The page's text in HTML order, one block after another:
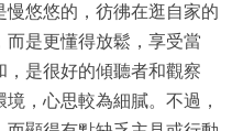
悠悠的，彷彿在逛自家的
是更懂得放鬆，享受當
是很好的傾聽者和觀察
，心思較為細膩。不過，